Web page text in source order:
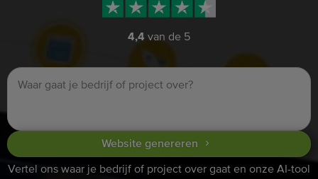
4,4 van de 5
Website genereren
Vertel ons waar je bedrijf of project over gaat en onze AI-tool